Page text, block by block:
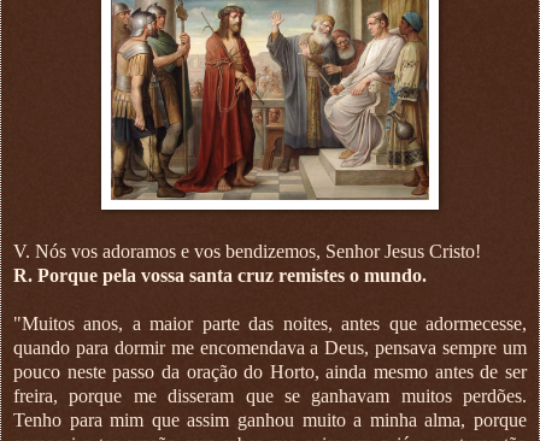
V. Nós vos adoramos e vos bendizemos, Senhor Jesus Cristo!
R. Porque pela vossa santa cruz remistes o mundo.
"Muitos anos, a maior parte das noites, antes que adormecesse,
quando para dormir me encomendava a Deus, pensava sempre um
pouco neste passo da oração do Horto, ainda mesmo antes de ser
freira, porque me disseram que se ganhavam muitos perdões.
Tenho para mim que assim ganhou muito a minha alma, porque